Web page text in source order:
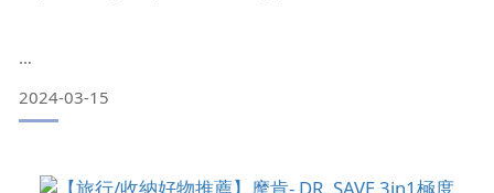
30cm起跳的鄉民之家！
球彈不起來
用到
2024-03-15